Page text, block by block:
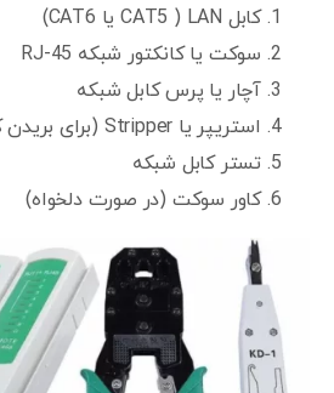
کابل LAN ( CAT5 یا CAT6)
سوکت یا کانکتور شبکه RJ-45
آچار یا پرس کابل شبکه
استریپر یا Stripper (برای بریدن کاور و پوشش کابل)
تستر کابل شبکه
کاور سوکت (در صورت دلخواه)